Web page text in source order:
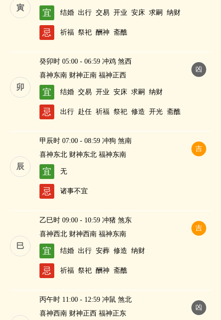
寅
宜 结婚 出行 交易 开业 安床 求嗣 纳财
忌 祈福 祭祀 酬神 斋醮
卯
凶
癸卯时 05:00 - 06:59 冲鸡 煞西
喜神东南 财神正南 福神正西
宜 结婚 交易 开业 安床 求嗣 纳财
忌 出行 赴任 祈福 祭祀 修造 开光 斋醮
辰
吉
甲辰时 07:00 - 08:59 冲狗 煞南
喜神东北 财神东北 福神东南
宜 无
忌 诸事不宜
巳
吉
乙巳时 09:00 - 10:59 冲猪 煞东
喜神西北 财神西南 福神东南
宜 结婚 出行 安葬 修造 纳财
忌 祈福 祭祀 酬神 斋醮
凶
丙午时 11:00 - 12:59 冲鼠 煞北
喜神西南 财神正西 福神正东